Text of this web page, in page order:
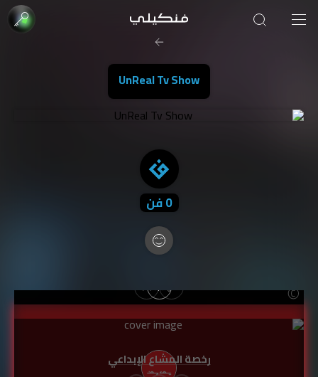
UnReal Tv Show
0فن
رخصة المشاع الإبداعي
صورة الغلاف من فن
SOUFIANE Abid